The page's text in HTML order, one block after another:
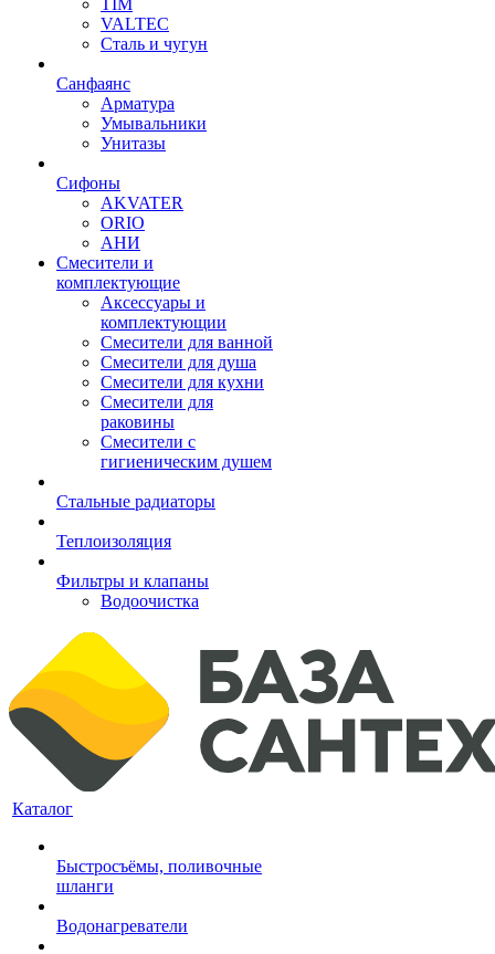
VALTEC
Сталь и чугун
Санфаянс
Арматура
Умывальники
Унитазы
Сифоны
AKVATER
ORIO
АНИ
Смесители и
комплектующие
Аксессуары и
комплектующии
Смесители для ванной
Смесители для душа
Смесители для кухни
Смесители для
раковины
Смесители с
гигиеническим душем
Стальные радиаторы
Теплоизоляция
Фильтры и клапаны
Водоочистка
Каталог
Быстросъёмы, поливочные
шланги
Водонагреватели